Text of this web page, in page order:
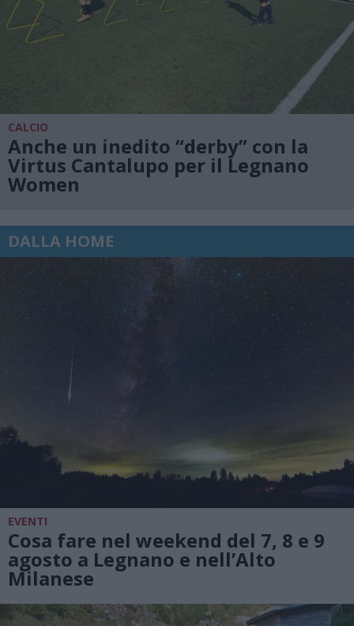
CALCIO
Anche un inedito “derby” con la
Virtus Cantalupo per il Legnano
Women
DALLA HOME
EVENTI
Cosa fare nel weekend del 7, 8 e 9
agosto a Legnano e nell’Alto
Milanese